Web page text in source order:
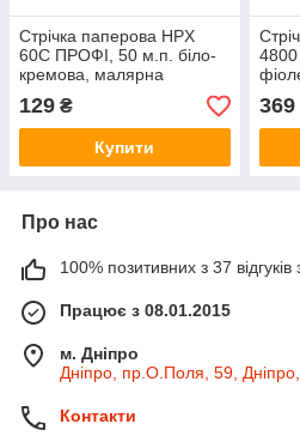
Стрічка паперова HPX
60С ПРОФІ, 50 м.п. біло-
кремова, малярна
MA2550 25 мм
129 ₴
Купити
369
Про нас
100% позитивних з 37 відгуків
Працює з 08.01.2015
м. Дніпро
Дніпро, пр.О.Поля, 59, Дніпро,
Контакти